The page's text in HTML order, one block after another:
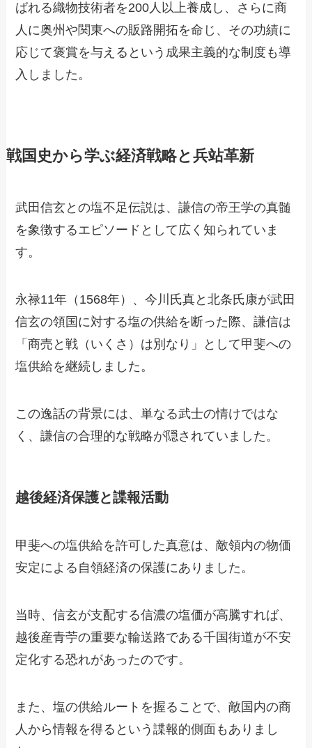
ばれる織物技術者を200人以上養成し、さらに商
人に奥州や関東への販路開拓を命じ、その功績に
応じて褒賞を与えるという成果主義的な制度も導
入しました。
戦国史から学ぶ経済戦略と兵站革新
武田信玄との塩不足伝説は、謙信の帝王学の真髄
を象徴するエピソードとして広く知られていま
す。
永禄11年（1568年）、今川氏真と北条氏康が武田
信玄の領国に対する塩の供給を断った際、謙信は
「商売と戦（いくさ）は別なり」として甲斐への
塩供給を継続しました。
この逸話の背景には、単なる武士の情けではな
く、謙信の合理的な戦略が隠されていました。
越後経済保護と諜報活動
甲斐への塩供給を許可した真意は、敵領内の物価
安定による自領経済の保護にありました。
当時、信玄が支配する信濃の塩価が高騰すれば、
越後産青苧の重要な輸送路である千国街道が不安
定化する恐れがあったのです。
また、塩の供給ルートを握ることで、敵国内の商
人から情報を得るという諜報的側面もありまし